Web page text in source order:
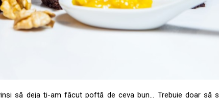
să deja ţi-am făcut poftă de ceva bun… Trebuie doar să